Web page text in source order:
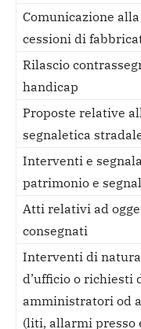
Comunicazione
cessioni di
Rilascio
handicap
Proposte relative
segnaletica
Interventi e
patrimonio e
Atti relativi ad
consegnati
Interventi di
d’ufficio o richiesti
amministratori od
(liti, allarmi presso